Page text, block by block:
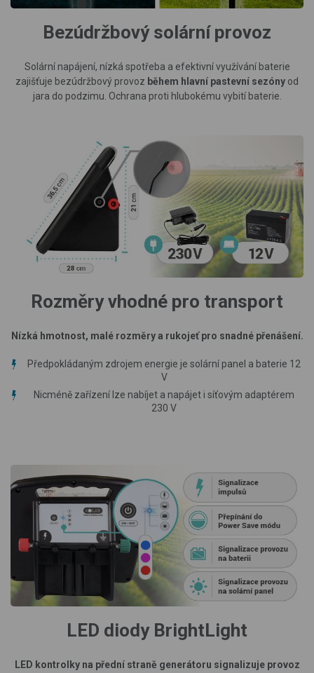
Bezúdržbový solární provoz
Solární napájení, nízká spotřeba a efektivní využívání baterie
zajišťuje bezúdržbový provoz během hlavní pastevní sezóny od
jara do podzimu. Ochrana proti hlubokému vybití baterie.
Rozměry vhodné pro transport
Nízká hmotnost, malé rozměry a rukojeť pro snadné přenášení.
Předpokládaným zdrojem energie je solární panel a baterie 12
V
Nicméně zařízení lze nabíjet a napájet i síťovým adaptérem
230 V
LED diody BrightLight
LED kontrolky na přední straně generátoru signalizuje provoz